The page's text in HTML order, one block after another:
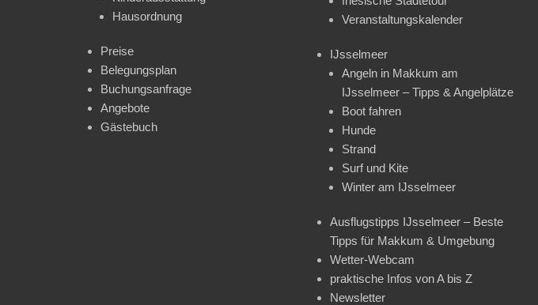
Hausordnung
Preise
Belegungsplan
Buchungsanfrage
Angebote
Gästebuch
Veranstaltungskalender
IJsselmeer
Angeln in Makkum am
IJsselmeer – Tipps & Angelplätze
Boot fahren
Hunde
Strand
Surf und Kite
Winter am IJsselmeer
Ausflugstipps IJsselmeer – Beste
Tipps für Makkum & Umgebung
Wetter-Webcam
praktische Infos von A bis Z
Newsletter